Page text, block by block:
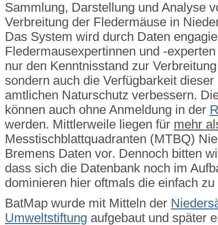
Sammlung, Darstellung und Analyse
Verbreitung der Fledermäuse in
Das System wird durch Daten
Fledermausexpertinnen und -
nur den Kenntnisstand zur
sondern auch die Verfügbarkeit
amtlichen Naturschutz verbessern.
können auch ohne Anmeldung in der
werden. Mittlerweile liegen für mehr
Messtischblattquadranten (MTBQ)
Bremens Daten vor. Dennoch bitten
dass sich die Datenbank noch im
dominieren hier oftmals die einfach
BatMap wurde mit Mitteln der
Umweltstiftung aufgebaut und später